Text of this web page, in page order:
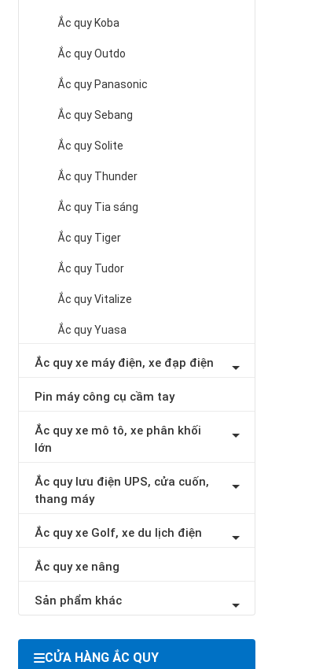
Ắc quy Koba
Ắc quy Outdo
Ắc quy Panasonic
Ắc quy Sebang
Ắc quy Solite
Ắc quy Thunder
Ắc quy Tia sáng
Ắc quy Tiger
Ắc quy Tudor
Ắc quy Vitalize
Ắc quy Yuasa
Ắc quy xe máy điện, xe đạp điện
Pin máy công cụ cầm tay
Ắc quy xe mô tô, xe phân khối
lớn
Ắc quy lưu điện UPS, cửa cuốn,
thang máy
Ắc quy xe Golf, xe du lịch điện
Ắc quy xe nâng
Sản phẩm khác
CỬA HÀNG ẮC QUY